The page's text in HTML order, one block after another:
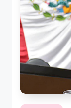
n
t
e
rr